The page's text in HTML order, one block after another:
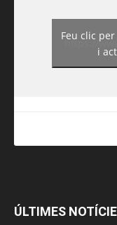
https://
Feu clic
i
ÚLTIMES